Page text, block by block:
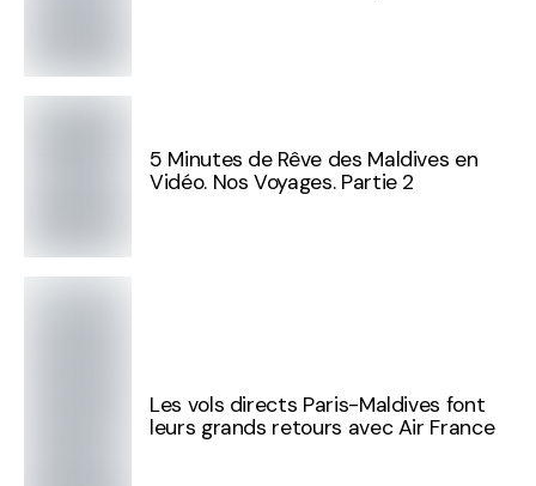
5 Minutes de Rêve des Maldives en
Vidéo. Nos Voyages. Partie 2
Les vols directs Paris-Maldives font
leurs grands retours avec Air France